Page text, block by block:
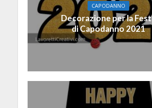
CAPODANNO
Decorazione per la
di Capodanno 2021